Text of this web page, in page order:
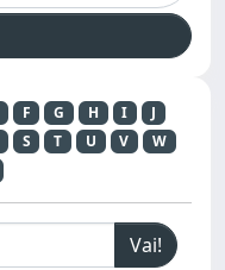
F G H I
J
S T U V
W